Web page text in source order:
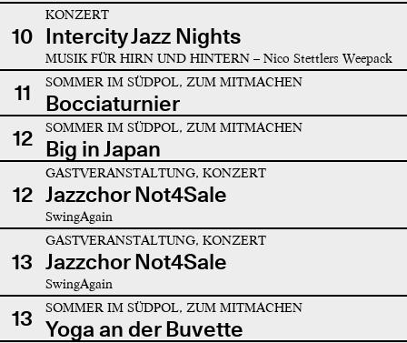
10
KONZERT
Intercity Jazz Nights
MUSIK FÜR HIRN UND HINTERN – Nico Stettlers Weepack
11 SOMMER IM SÜDPOL, ZUM MITMACHEN
Bocciaturnier
12
SOMMER IM SÜDPOL, ZUM MITMACHEN
Big in Japan
12
GASTVERANSTALTUNG, KONZERT
Jazzchor Not4Sale
SwingAgain
13
GASTVERANSTALTUNG, KONZERT
Jazzchor Not4Sale
SwingAgain
13 SOMMER IM SÜDPOL, ZUM MITMACHEN
Yoga an der Buvette